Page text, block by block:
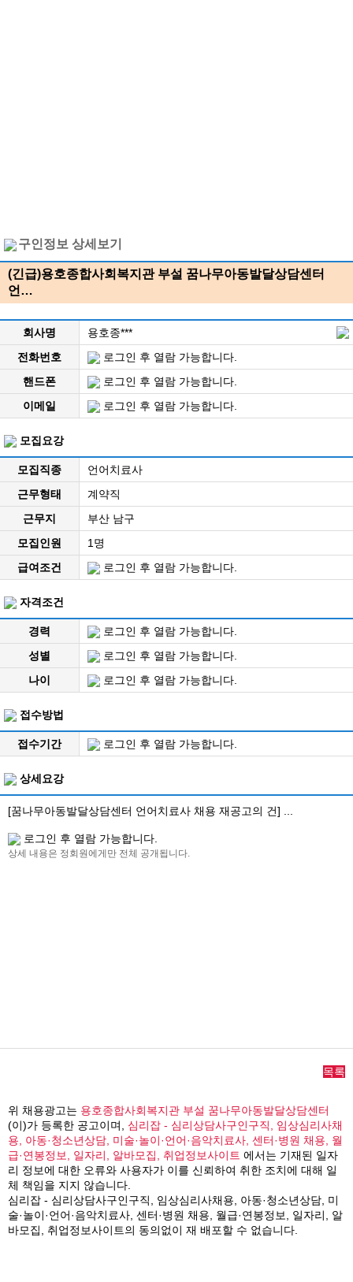
구인정보 상세보기
(긴급)용호종합사회복지관 부설 꿈나무아동발달상담센터
언…
회사명
용호종***
전화번호
로그인 후 열람 가능합니다.
핸드폰
로그인 후 열람 가능합니다.
이메일
로그인 후 열람 가능합니다.
모집요강
모집직종
언어치료사
근무형태
계약직
근무지
부산 남구
모집인원
1명
급여조건
로그인 후 열람 가능합니다.
자격조건
경력
로그인 후 열람 가능합니다.
성별
로그인 후 열람 가능합니다.
나이
로그인 후 열람 가능합니다.
접수방법
접수기간 로그인 후 열람 가능합니다.
상세요강
[꿈나무아동발달상담센터 언어치료사 채용 재공고의 건] ...
로그인 후 열람 가능합니다.
상세 내용은 정회원에게만 전체 공개됩니다.
목록
위 채용광고는 용호종합사회복지관 부설 꿈나무아동발달상담센터
(이)가 등록한 공고이며, 심리잡 - 심리상담사구인구직, 임상심리사채
용, 아동·청소년상담, 미술·놀이·언어·음악치료사, 센터·병원 채용, 월
급·연봉정보, 일자리, 알바모집, 취업정보사이트 에서는 기재된 일자
리 정보에 대한 오류와 사용자가 이를 신뢰하여 취한 조치에 대해 일
체 책임을 지지 않습니다.
심리잡 - 심리상담사구인구직, 임상심리사채용, 아동·청소년상담, 미
술·놀이·언어·음악치료사, 센터·병원 채용, 월급·연봉정보, 일자리, 알
바모집, 취업정보사이트의 동의없이 재 배포할 수 없습니다.